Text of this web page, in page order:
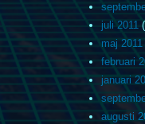
juli 2011
maj 2011
februari
januari
augusti